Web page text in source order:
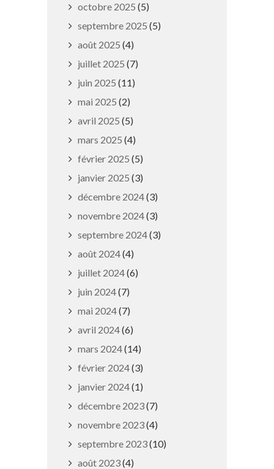
octobre 2025 (5)
septembre 2025 (5)
août 2025 (4)
juillet 2025 (7)
juin 2025 (11)
mai 2025 (2)
avril 2025 (5)
mars 2025 (4)
février 2025 (5)
janvier 2025 (3)
décembre 2024(3)
novembre 2024(3)
septembre 2024(3)
août 2024(4)
juillet 2024(6)
juin 2024(7)
mai 2024(7)
avril 2024(6)
mars 2024(14)
février 2024(3)
janvier 2024(1)
décembre 2023(7)
novembre 2023(4)
septembre 2023(10)
août 2023(4)
Épisode de pollution de l’air
25 juillet 2019
Canicule : protégez-vous !